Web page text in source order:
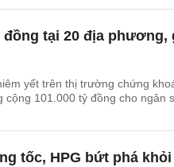
tại 20 địa
yết trên thị trường chứng
101.000 tỷ đồng cho ngân
tốc, HPG bứt phá